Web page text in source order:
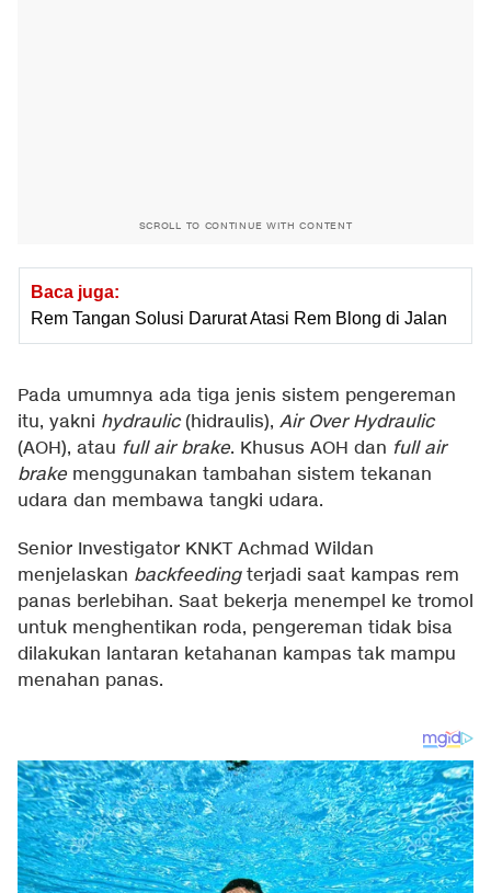
SCROLL TO CONTINUE WITH CONTENT
Baca juga:
Rem Tangan Solusi Darurat Atasi Rem Blong di Jalan
Pada umumnya ada tiga jenis sistem pengereman
itu, yakni hydraulic(hidraulis), Air Over Hydraulic
(AOH), atau full air brake. Khusus AOH dan full air
brake menggunakan tambahan sistem tekanan
udara dan membawa tangki udara.
Senior Investigator KNKT Achmad Wildan
menjelaskan backfeedingterjadi saat kampas rem
panas berlebihan. Saat bekerja menempel ke tromol
untuk menghentikan roda, pengereman tidak bisa
dilakukan lantaran ketahanan kampas tak mampu
menahan panas.